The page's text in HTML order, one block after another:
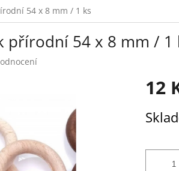
54 x 8 mm / 1 ks
přírodní 54 x 8 mm / 1
12
cena: